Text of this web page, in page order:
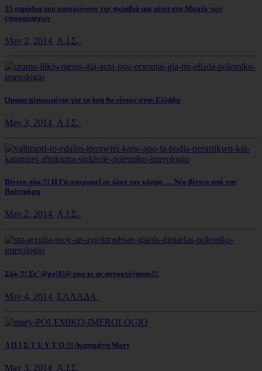
15 σημάδια που φανερώνουν την σκλαβιά μας μέσα στο Matrix των
επικυρίαρχων
May 2, 2014 Α.Ι.Σ.
Όραμα ηλικιωμένης για τα όσα θα γίνουν στην Ελλάδα
May 3, 2014 Α.Ι.Σ.
Βίντεο σόκ !!! Η Γή υποχωρεί σε όλον τον κόσμο … Νέο βίντεο από την
Βαλτιμόρη
May 2, 2014 Α.Ι.Σ.
Σόκ !!! Στ΄ @ρχ!δ!@ μου κι αν αυτοκτόνησαν!!!
May 4, 2014 ΕΛΛΑΔΑ
Α Π Ι Σ Τ Ε Υ Τ Ο !!! Αγαπημένη Mary
May 3, 2014 Α.Ι.Σ.